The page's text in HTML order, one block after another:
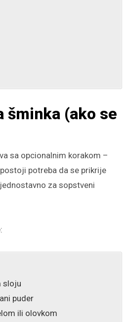
šminka (ako se
sa opcionalnim korakom –
potreba da se prikrije
za sopstveni
sloju
puder
ili olovkom